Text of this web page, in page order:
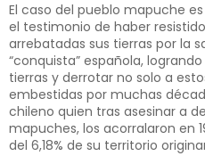
El caso del pueblo mapuche
el testimonio de haber
arrebatadas sus tierras por la
“conquista” española,
tierras y derrotar no solo a
embestidas por muchas
chileno quien tras asesinar a
mapuches, los acorralaron en
del 6,18% de su territorio